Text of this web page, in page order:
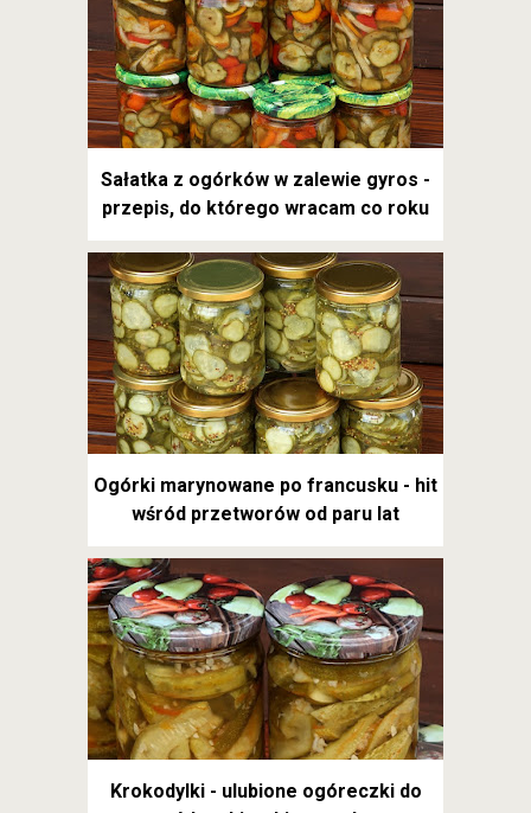
Sałatka z ogórków w zalewie gyros -
przepis, do którego wracam co roku
Ogórki marynowane po francusku - hit
wśród przetworów od paru lat
Krokodylki - ulubione ogóreczki do